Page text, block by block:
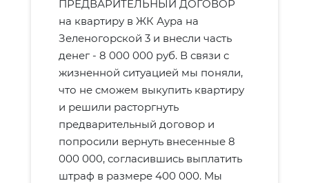
ПРЕДВАРИТЕЛЬНЫЙ ДОГОВОР
на квартиру в ЖК Аура на
Зеленогорской 3 и внесли часть
денег - 8 000 000 руб. В связи с
жизненной ситуацией мы поняли,
что не сможем выкупить квартиру
и решили расторгнуть
предварительный договор и
попросили вернуть внесенные 8
000 000, согласившись выплатить
штраф в размере 400 000. Мы